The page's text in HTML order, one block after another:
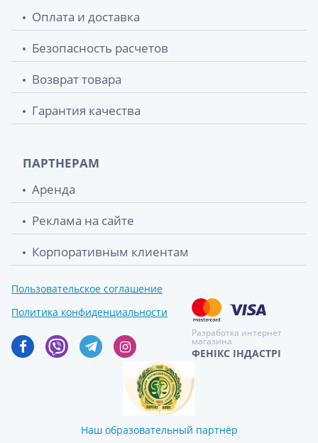
Оплата и доставка
Безопасность расчетов
Возврат товара
Гарантия качества
ПАРТНЕРАМ
Аренда
Реклама на сайте
Корпоративным клиентам
Пользовательское соглашение
Политика конфиденциальности
Разработка интернет
магазина
ФЕНІКС ІНДАСТРІ
Наш образовательный партнёр